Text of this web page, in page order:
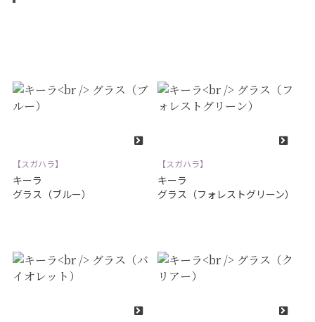
【スガハラ】
キーラ
グラス（ブルー）
【スガハラ】
キーラ
グラス（フォレストグリーン）